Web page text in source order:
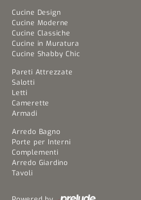
Cucine Design
Cucine Moderne
Cucine Classiche
Cucine in Muratura
Cucine Shabby Chic
Pareti Attrezzate
Salotti
Letti
Camerette
Armadi
Arredo Bagno
Porte per Interni
Complementi
Arredo Giardino
Tavoli